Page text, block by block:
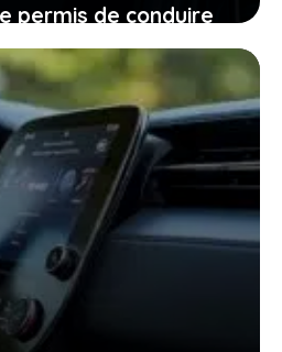
permis de conduire
laissez pas filer